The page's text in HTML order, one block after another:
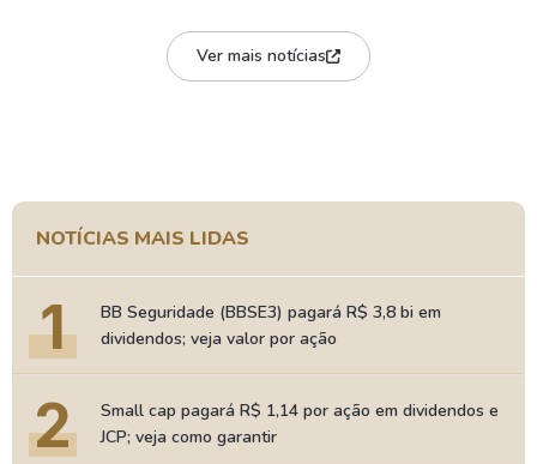
Ver mais notícias
NOTÍCIAS MAIS LIDAS
1
BB Seguridade (BBSE3) pagará R$ 3,8 bi em
dividendos; veja valor por ação
2
Small cap pagará R$ 1,14 por ação em dividendos e
JCP; veja como garantir